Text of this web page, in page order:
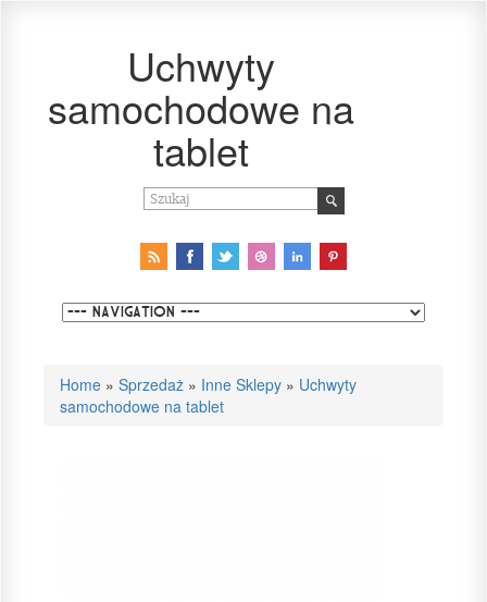
Uchwyty
samochodowe na
tablet
Home » Sprzedaż » Inne Sklepy » Uchwyty
samochodowe na tablet